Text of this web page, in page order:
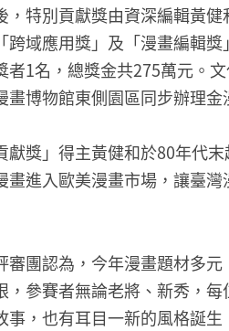
，特別貢獻獎由資深編輯黃
跨域應用獎」及「漫畫編輯
者1名，總獎金共275萬元。
博物館東側園區同步辦理金
獻獎」得主黃健和於80年代
畫進入歐美漫畫市場，讓臺
審團認為，今年漫畫題材多
參賽者無論老將、新秀，
事，也有耳目一新的風格誕